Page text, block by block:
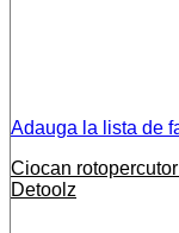
Adauga la lista de
Ciocan
Detoolz